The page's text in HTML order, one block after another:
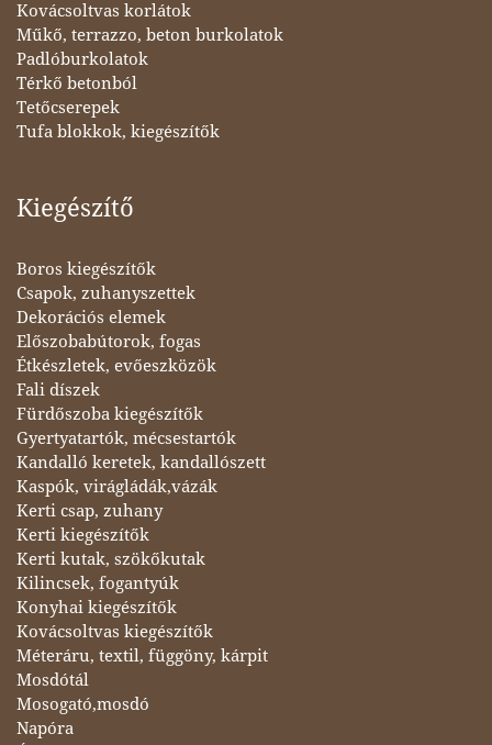
Kovácsoltvas korlátok
Műkő, terrazzo, beton burkolatok
Padlóburkolatok
Térkő betonból
Tetőcserepek
Tufa blokkok, kiegészítők
Kiegészítő
Boros kiegészítők
Csapok, zuhanyszettek
Dekorációs elemek
Előszobabútorok, fogas
Étkészletek, evőeszközök
Fali díszek
Fürdőszoba kiegészítők
Gyertyatartók, mécsestartók
Kandalló keretek, kandallószett
Kaspók, virágládák,vázák
Kerti csap, zuhany
Kerti kiegészítők
Kerti kutak, szökőkutak
Kilincsek, fogantyúk
Konyhai kiegészítők
Kovácsoltvas kiegészítők
Méteráru, textil, függöny, kárpit
Mosdótál
Mosogató,mosdó
Napóra